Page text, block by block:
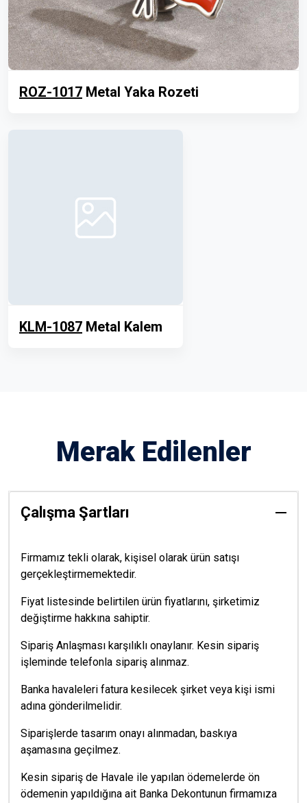
ROZ-1017 Metal Yaka Rozeti
KLM-1087 Metal Kalem
Merak Edilenler
Çalışma Şartları
Firmamız tekli olarak, kişisel olarak ürün satışı
gerçekleştirmemektedir.
Fiyat listesinde belirtilen ürün fiyatlarını, şirketimiz
değiştirme hakkına sahiptir.
Sipariş Anlaşması karşılıklı onaylanır. Kesin sipariş
işleminde telefonla sipariş alınmaz.
Banka havaleleri fatura kesilecek şirket veya kişi ismi
adına gönderilmelidir.
Siparişlerde tasarım onayı alınmadan, baskıya
aşamasına geçilmez.
Kesin sipariş de Havale ile yapılan ödemelerde ön
ödemenin yapıldığına ait Banka Dekontunun firmamıza